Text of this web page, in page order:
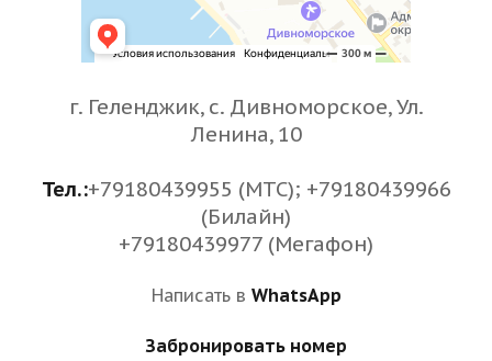
г. Геленджик, с. Дивноморское, Ул.
Ленина, 10
Тел.:+79180439955 (МТС); +79180439966
(Билайн)
+79180439977 (Мегафон)
Написать в WhatsApp
Забронировать номер